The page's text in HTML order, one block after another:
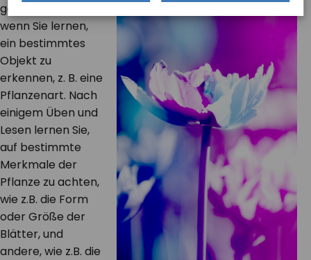
geschieht dies,
wenn Sie lernen,
ein bestimmtes
Objekt zu
erkennen, z. B. eine
Pflanzenart. Nach
einigem Üben und
Lesen lernen Sie,
auf bestimmte
Merkmale der
Pflanze zu achten,
wie z.B. die Form
oder Größe der
Blätter, und
andere, wie z.B. die